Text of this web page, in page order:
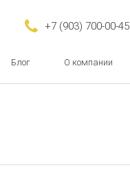
+7 (903) 700-00-45
Блог О компании